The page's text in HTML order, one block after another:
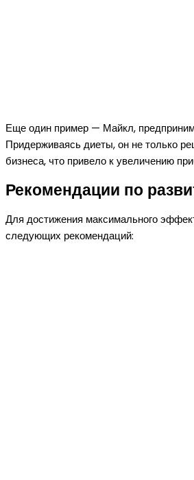
Еще один пример — Майкл,
Придерживаясь диеты, он не только
бизнеса, что привело к увеличению
Рекомендации по
Для достижения максимального
следующих рекомендаций: